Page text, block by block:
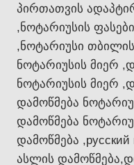
პირთათვის
,ნოტარიუსის
,ნოტარიუსი
ნოტარიუსის მიერ
ნოტარიუსის მიერ
დამოწმება
დამოწმება
დამოწმება
ასლის